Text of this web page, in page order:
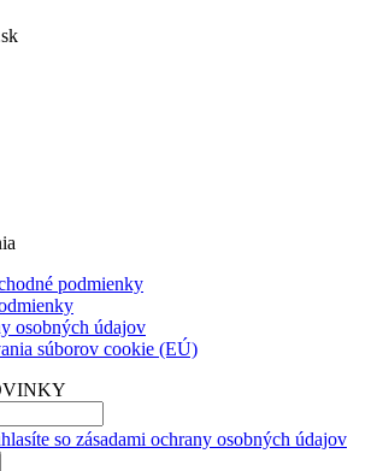
podmienky
osobných údajov
súborov cookie (EÚ)
so zásadami ochrany osobných údajov